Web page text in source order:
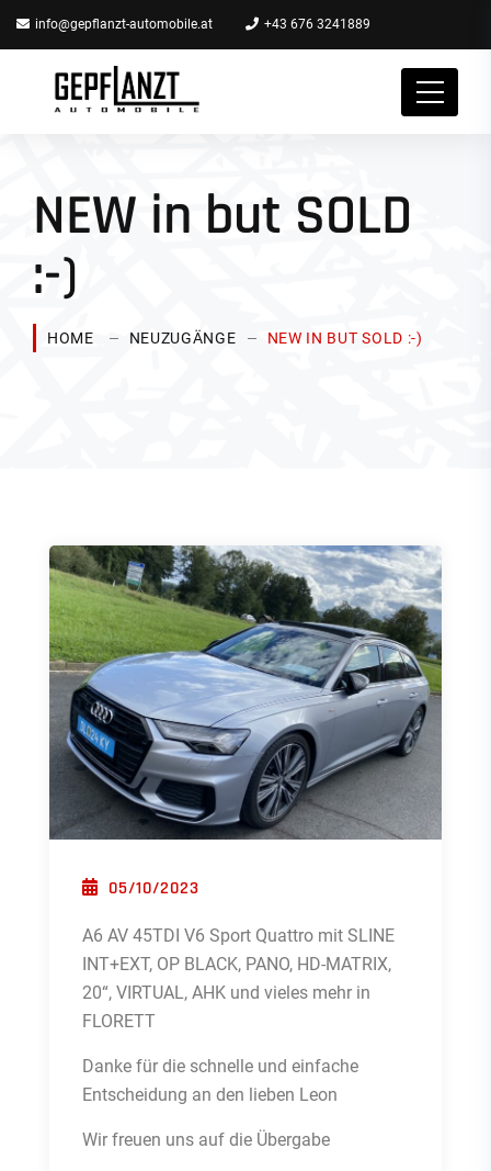
info@gepflanzt-automobile.at +43 676 3241889
NEW in but SOLD
:-)
HOME NEUZUGÄNGE NEW IN BUT SOLD :-)
POSTED ON
05/10/2023
A6 AV 45TDI V6 Sport Quattro mit SLINE
INT+EXT, OP BLACK, PANO, HD-MATRIX,
20“, VIRTUAL, AHK und vieles mehr in
FLORETT
Danke für die schnelle und einfache
Entscheidung an den lieben Leon
Wir freuen uns auf die Übergabe